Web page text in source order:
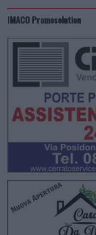
IMACO Promosolution